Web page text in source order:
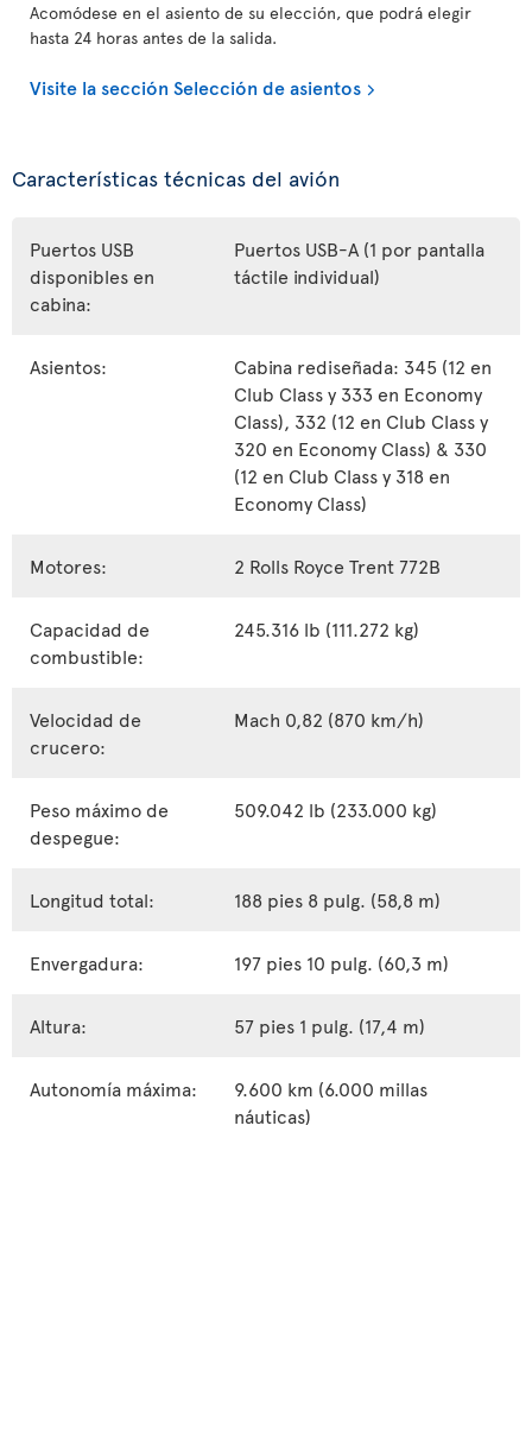
Acomódese en el asiento de su elección, que podrá elegir
hasta 24 horas antes de la salida.
Visite la sección Selección de asientos
Características técnicas del avión
Puertos USB
disponibles en
cabina:
Puertos USB-A (1 por pantalla
táctile individual)
Asientos:
Cabina rediseñada: 345 (12 en
Club Class y 333 en Economy
Class), 332 (12 en Club Class y
320 en Economy Class) & 330
(12 en Club Class y 318 en
Economy Class)
Motores: 2 Rolls Royce Trent 772B
Capacidad de
combustible:
245.316 lb (111.272 kg)
Velocidad de
crucero:
Mach 0,82 (870 km/h)
Peso máximo de
despegue:
509.042 lb (233.000 kg)
Longitud total: 188 pies 8 pulg. (58,8 m)
Envergadura: 197 pies 10 pulg. (60,3 m)
Altura: 57 pies 1 pulg. (17,4 m)
Autonomía máxima:
9.600 km (6.000 millas
náuticas)